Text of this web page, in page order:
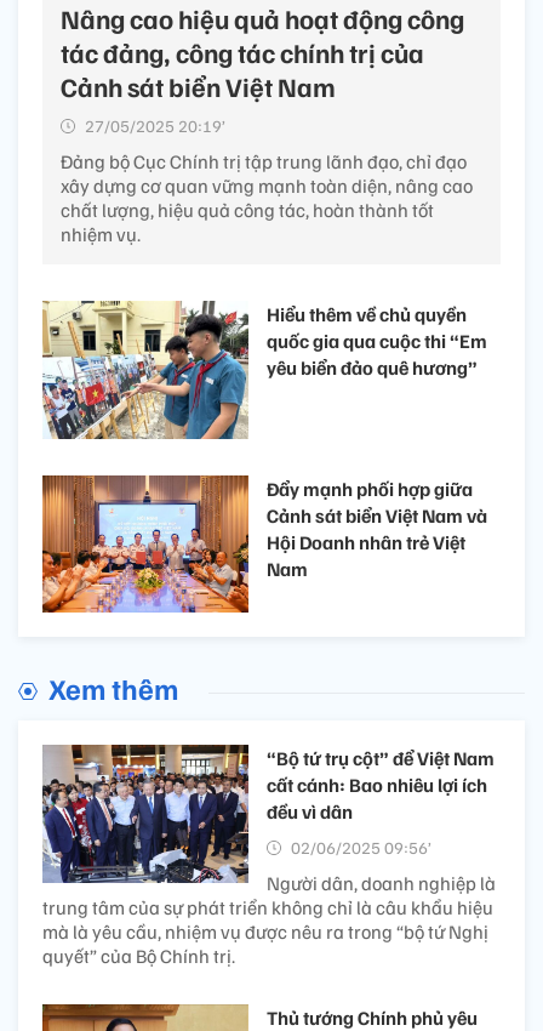
Nâng cao hiệu quả hoạt động công
tác đảng, công tác chính trị của
Cảnh sát biển Việt Nam
27/05/2025 20:19’
Đảng bộ Cục Chính trị tập trung lãnh đạo, chỉ đạo
xây dựng cơ quan vững mạnh toàn diện, nâng cao
chất lượng, hiệu quả công tác, hoàn thành tốt
nhiệm vụ.
Hiểu thêm về chủ quyền
quốc gia qua cuộc thi “Em
yêu biển đảo quê hương”
Đẩy mạnh phối hợp giữa
Cảnh sát biển Việt Nam và
Hội Doanh nhân trẻ Việt
Nam
Xem thêm
“Bộ tứ trụ cột” để Việt Nam
cất cánh: Bao nhiêu lợi ích
đều vì dân
02/06/2025 09:56’
Người dân, doanh nghiệp là
trung tâm của sự phát triển không chỉ là câu khẩu hiệu
mà là yêu cầu, nhiệm vụ được nêu ra trong “bộ tứ Nghị
quyết” của Bộ Chính trị.
Thủ tướng Chính phủ yêu